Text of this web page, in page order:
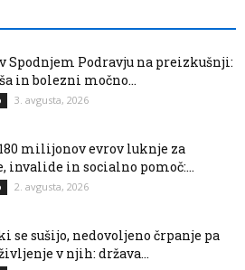
Spodnjem Podravju na preizkušnji:
in bolezni močno...
3. avgusta, 2026
milijonov evrov luknje za
invalide in socialno pomoč:...
2. avgusta, 2026
se sušijo, nedovoljeno črpanje pa
v njih: država...